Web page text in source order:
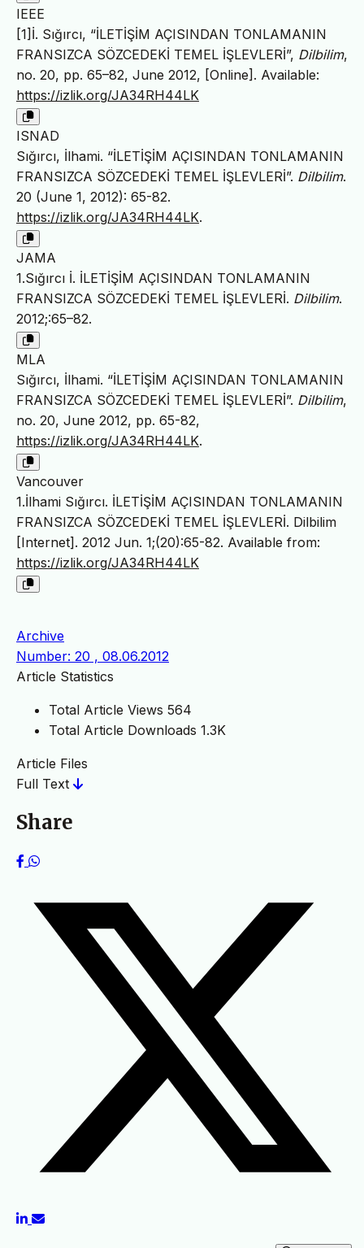
IEEE
[1]İ. Sığırcı, “İLETİŞİM AÇISINDAN TONLAMANIN
FRANSIZCA SÖZCEDEKİ TEMEL İŞLEVLERİ”, Dilbilim,
no. 20, pp. 65–82, June 2012, [Online]. Available:
https://izlik.org/JA34RH44LK
ISNAD
Sığırcı, İlhami. “İLETİŞİM AÇISINDAN TONLAMANIN
FRANSIZCA SÖZCEDEKİ TEMEL İŞLEVLERİ”. Dilbilim.
20 (June 1, 2012): 65-82.
https://izlik.org/JA34RH44LK.
JAMA
1.Sığırcı İ. İLETİŞİM AÇISINDAN TONLAMANIN
FRANSIZCA SÖZCEDEKİ TEMEL İŞLEVLERİ. Dilbilim.
2012;:65–82.
MLA
Sığırcı, İlhami. “İLETİŞİM AÇISINDAN TONLAMANIN
FRANSIZCA SÖZCEDEKİ TEMEL İŞLEVLERİ”. Dilbilim,
no. 20, June 2012, pp. 65-82,
https://izlik.org/JA34RH44LK.
Vancouver
1.İlhami Sığırcı. İLETİŞİM AÇISINDAN TONLAMANIN
FRANSIZCA SÖZCEDEKİ TEMEL İŞLEVLERİ. Dilbilim
[Internet]. 2012 Jun. 1;(20):65-82. Available from:
https://izlik.org/JA34RH44LK
Archive
Number: 20 , 08.06.2012
Article Statistics
Total Article Views 564
Total Article Downloads 1.3K
Article Files
Full Text
Share